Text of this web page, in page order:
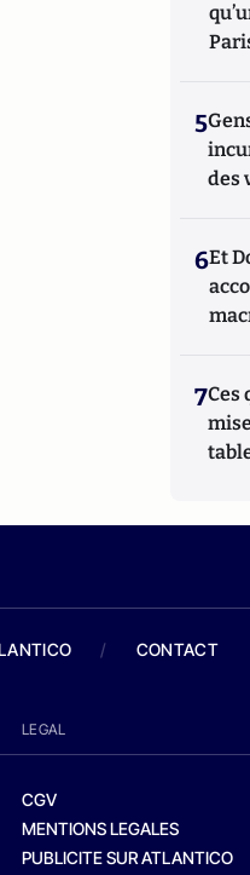
5
des
6Et
7Ces
/ CONTACT
LEGAL
CGV
MENTIONS LEGALES
PUBLICITE SUR ATLANTICO